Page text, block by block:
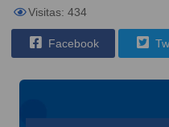
Visitas: 434
Facebook